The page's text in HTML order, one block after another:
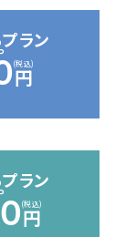
ラン
円
ラン
円